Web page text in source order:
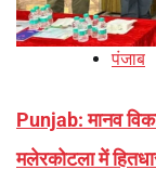
पंजाब
Punjab: मानव
मलेरकोटला में